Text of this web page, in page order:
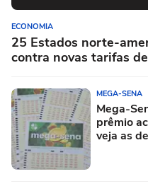
ECONOMIA
25 Estados norte-
contra novas tarifas
MEGA-SENA
Mega-
prêmio
veja as